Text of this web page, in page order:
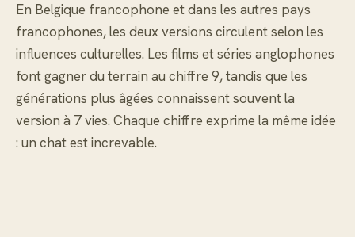
En Belgique francophone et dans les autres pays
francophones, les deux versions circulent selon les
influences culturelles. Les films et séries anglophones
font gagner du terrain au chiffre 9, tandis que les
générations plus âgées connaissent souvent la
version à 7 vies. Chaque chiffre exprime la même idée
: un chat est increvable.